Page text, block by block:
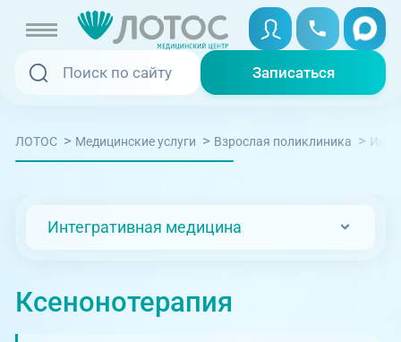
Записаться
Записаться
Услуги и цены
Отзывы
Записаться онлайн
Вызвать скорую
Медицина на дому
Телемедицина
ЛОТОС > Медицинские услуги > Взрослая поликлиника >
Интегративная медицина
Ксенонотерапия